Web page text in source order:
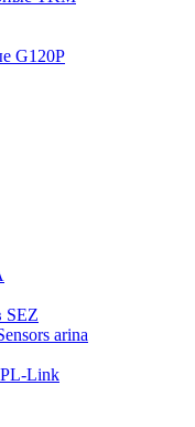
G120P
SEZ
arina
Link